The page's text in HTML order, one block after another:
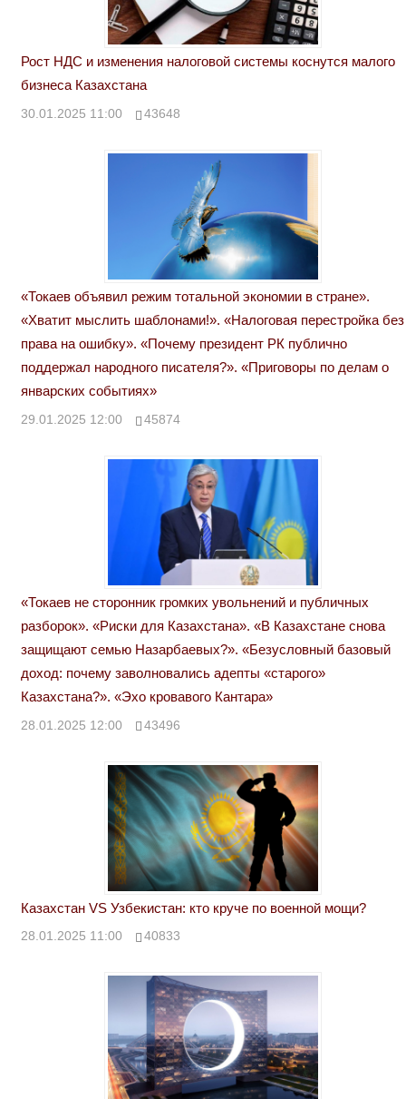
Рост НДС и изменения налоговой системы коснутся малого
бизнеса Казахстана
30.01.2025 11:00 43648
«Токаев объявил режим тотальной экономии в стране».
«Хватит мыслить шаблонами!». «Налоговая перестройка без
права на ошибку». «Почему президент РК публично
поддержал народного писателя?». «Приговоры по делам о
январских событиях»
29.01.2025 12:00 45874
«Токаев не сторонник громких увольнений и публичных
разборок». «Риски для Казахстана». «В Казахстане снова
защищают семью Назарбаевых?». «Безусловный базовый
доход: почему заволновались адепты «старого»
Казахстана?». «Эхо кровавого Кантара»
28.01.2025 12:00 43496
Казахстан VS Узбекистан: кто круче по военной мощи?
28.01.2025 11:00 40833